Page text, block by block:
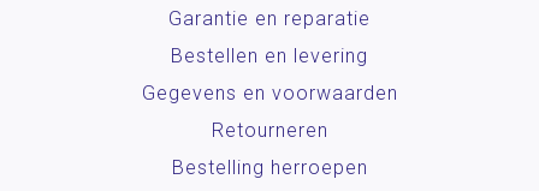
Garantie en reparatie
Bestellen en levering
Gegevens en voorwaarden
Retourneren
Bestelling herroepen